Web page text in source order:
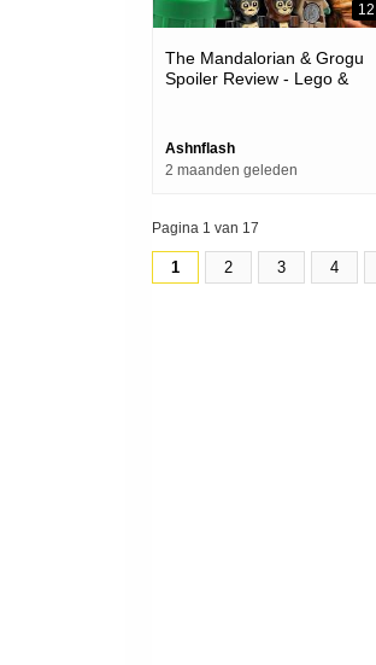
The Mandalorian & Grogu
Spoiler Review - Lego &
Ashnflash
2 maanden geleden
Pagina 1 van 17
1 2 3 4